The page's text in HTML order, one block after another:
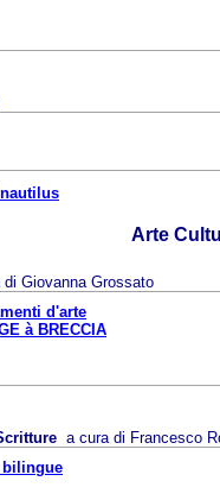
Arte
di Giovanna Grossato
d'arte
à BRECCIA
a cura di Francesco
bilingue